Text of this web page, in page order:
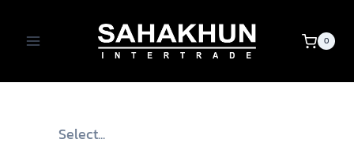
content
0